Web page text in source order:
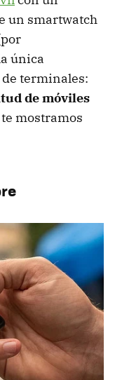
un smartwatch
única
terminales:
de móviles
mostramos